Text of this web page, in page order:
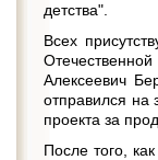
детства".
Всех
Алексеевич
отправился на
проекта за
После того,